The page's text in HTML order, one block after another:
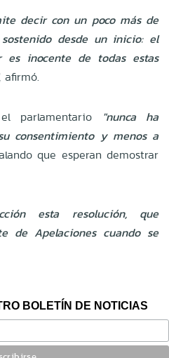
decir con un poco más de
desde un inicio: el
es inocente de todas estas
afirmó.
parlamentario
"nunca ha
consentimiento y menos a
que esperan demostrar
esta resolución, que
de Apelaciones cuando se
BOLETÍN DE NOTICIAS